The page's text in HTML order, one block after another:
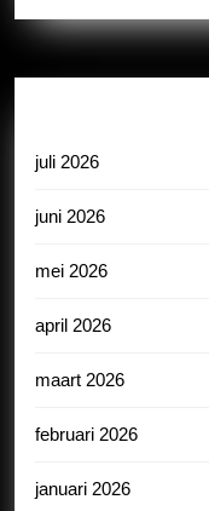
juli 2026
juni 2026
mei 2026
april 2026
maart 2026
februari 2026
januari 2026